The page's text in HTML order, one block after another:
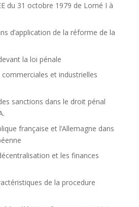
du 31 octobre 1979 de Lomé I à
d’application de la réforme de la
la loi pénale
commerciales et industrielles
sanctions dans le droit pénal
française et l’Allemagne dans
et les finances
de la procedure